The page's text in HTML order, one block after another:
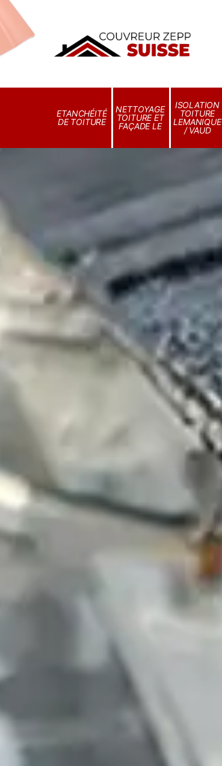
ETANCHÉITÉ
DE TOITURE
NETTOYAGE
TOITURE ET
FAÇADE LE
ISOLATION
TOITURE
LEMANIQUE
/ VAUD